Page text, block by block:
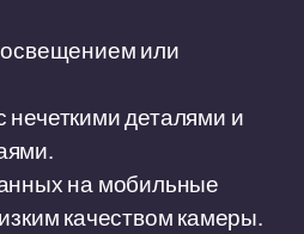
или
деталями и
на мобильные
качеством камеры.